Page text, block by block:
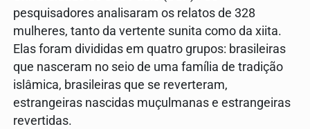
pesquisadores analisaram os relatos de 328
mulheres, tanto da vertente sunita como da xiita.
Elas foram divididas em quatro grupos: brasileiras
que nasceram no seio de uma família de tradição
islâmica, brasileiras que se reverteram,
estrangeiras nascidas muçulmanas e estrangeiras
revertidas.